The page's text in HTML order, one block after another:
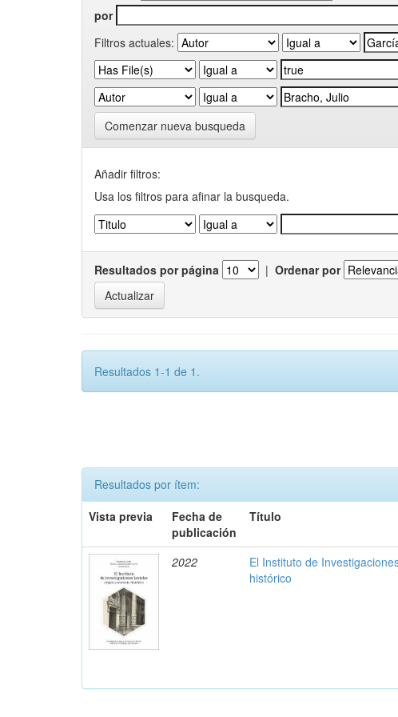
por
Filtros actuales:
Comenzar nueva busqueda
Añadir filtros:
Usa los filtros para afinar la busqueda.
Resultados por página | Ordenar por
Resultados 1-1 de 1.
Resultados por ítem:
Vista previa
Fecha de
publicación
Título
2022
El Instituto de
histórico